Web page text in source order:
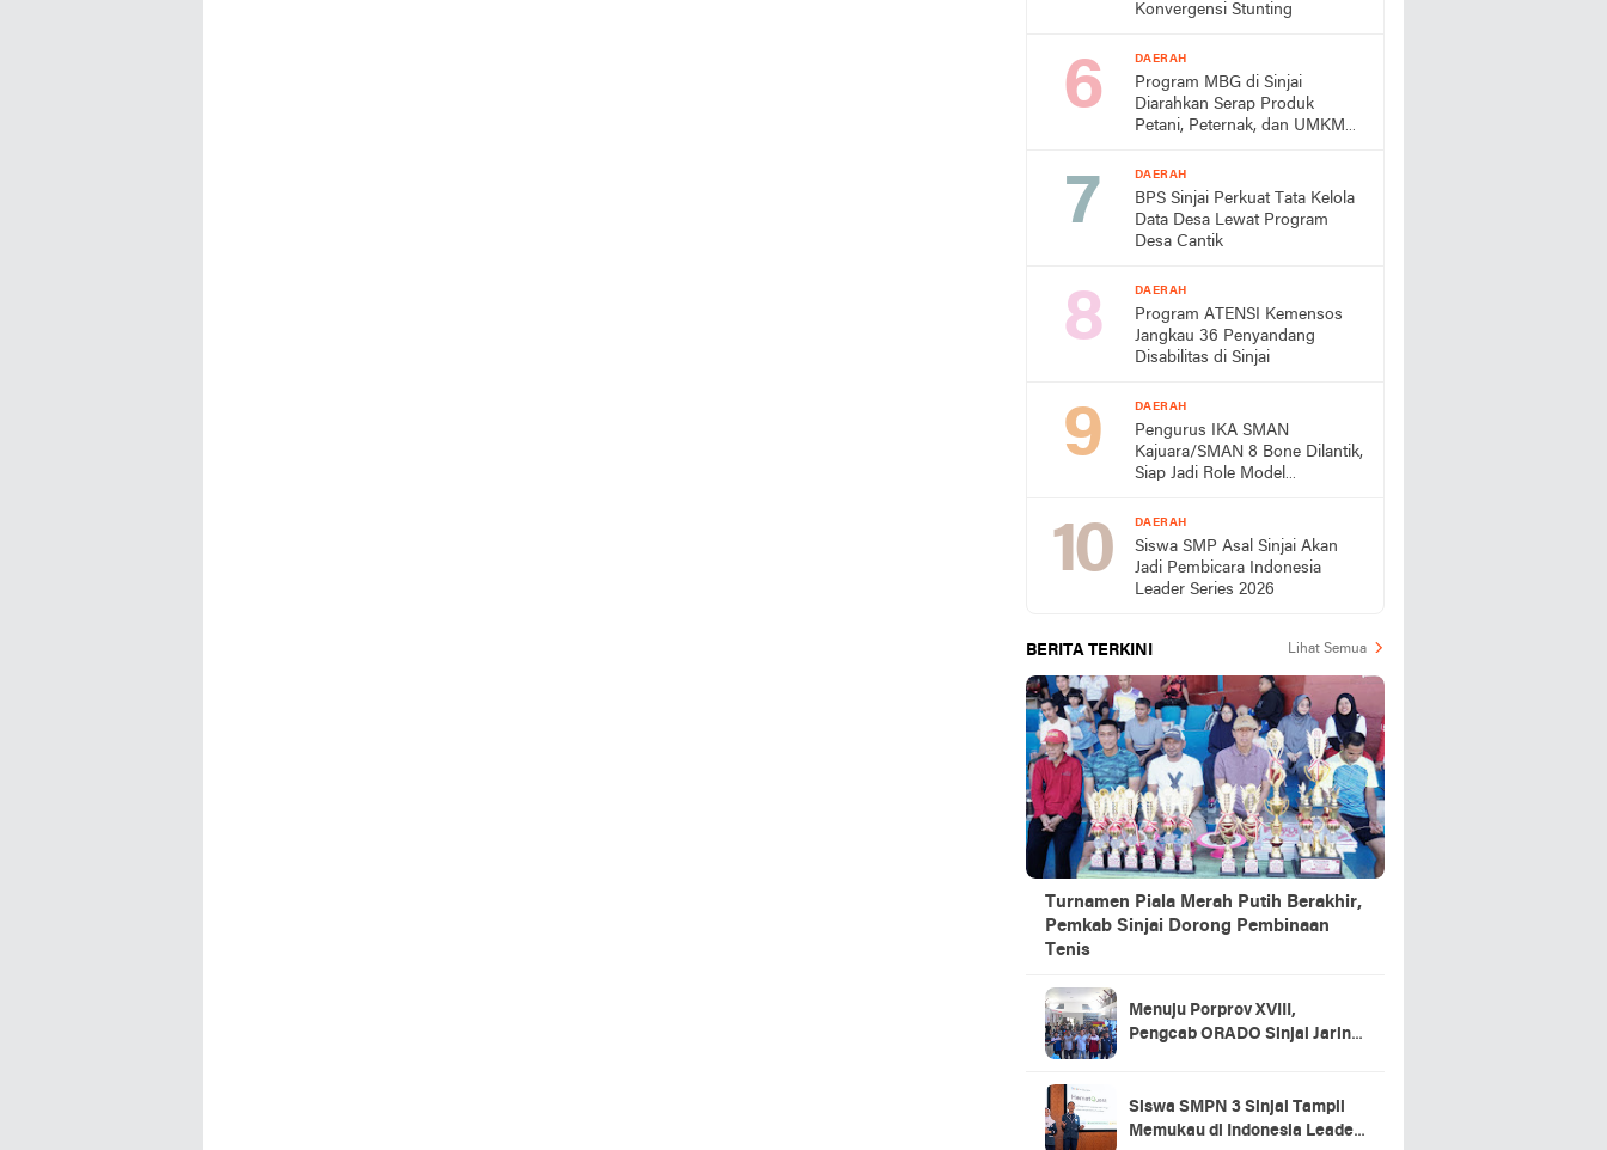
Konvergensi Stunting
DAERAH
Program MBG di Sinjai
Diarahkan Serap Produk
Petani, Peternak, dan UMKM
DAERAH
BPS Sinjai Perkuat Tata Kelola
Data Desa Lewat Program
Desa Cantik
DAERAH
Program ATENSI Kemensos
Jangkau 36 Penyandang
Disabilitas di Sinjai
DAERAH
Pengurus IKA SMAN
Kajuara/SMAN 8 Bone Dilantik,
Siap Jadi Role Model
DAERAH
Siswa SMP Asal Sinjai Akan
Jadi Pembicara Indonesia
Leader Series 2026
BERITA TERKINI Lihat Semua
Turnamen Piala Merah Putih Berakhir,
Pemkab Sinjai Dorong Pembinaan
Tenis
Menuju Porprov XVIII,
Pengcab ORADO Sinjai Jaring
Siswa SMPN 3 Sinjai Tampil
Memukau di Indonesia Leader